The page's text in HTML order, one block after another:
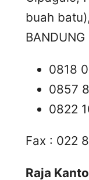
buah batu),
BANDUNG
0818
0857
0822
Fax : 022
Raja